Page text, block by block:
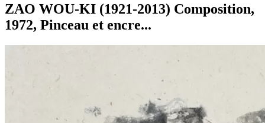
ZAO WOU-KI (1921-2013) Composition,
1972, Pinceau et encre...